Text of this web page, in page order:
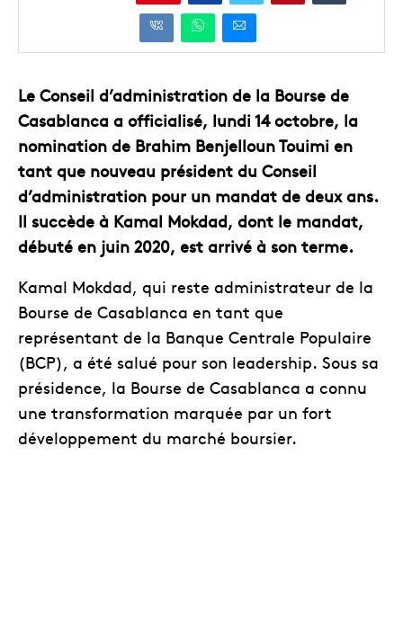
Le Conseil d’administration de la Bourse de
Casablanca a officialisé, lundi 14 octobre, la
nomination de Brahim Benjelloun Touimi en
tant que nouveau président du Conseil
d’administration pour un mandat de deux ans.
Il succède à Kamal Mokdad, dont le mandat,
débuté en juin 2020, est arrivé à son terme.
Kamal Mokdad, qui reste administrateur de la
Bourse de Casablanca en tant que
représentant de la Banque Centrale Populaire
(BCP), a été salué pour son leadership. Sous sa
présidence, la Bourse de Casablanca a connu
une transformation marquée par un fort
développement du marché boursier.